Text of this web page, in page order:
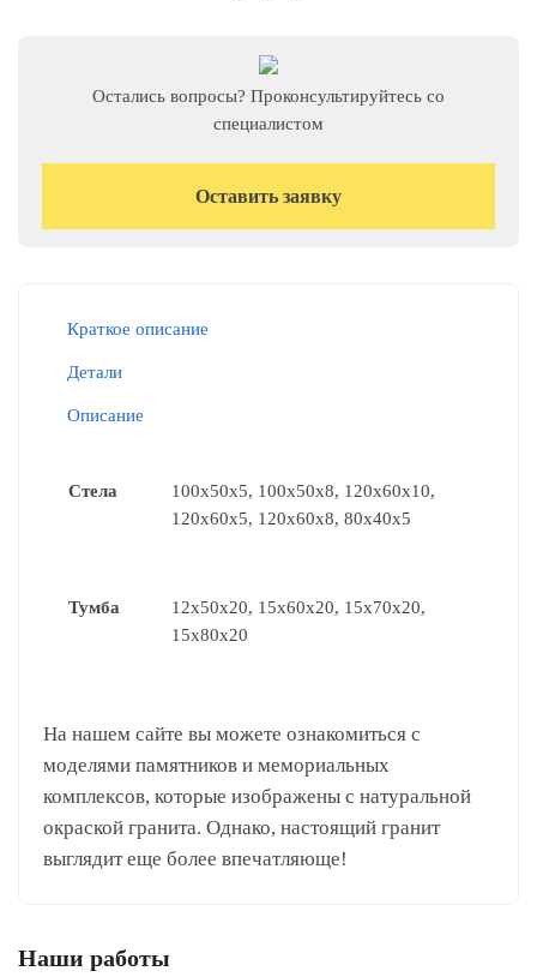
Остались вопросы? Проконсультируйтесь со
специалистом
Оставить заявку
Краткое описание
Детали
Описание
Стела
100x50x5, 100x50x8, 120x60x10,
120x60x5, 120x60x8, 80x40x5
Тумба
12x50x20, 15x60x20, 15x70x20,
15х80х20
На нашем сайте вы можете ознакомиться с
моделями памятников и мемориальных
комплексов, которые изображены с натуральной
окраской гранита. Однако, настоящий гранит
выглядит еще более впечатляюще!
Наши работы